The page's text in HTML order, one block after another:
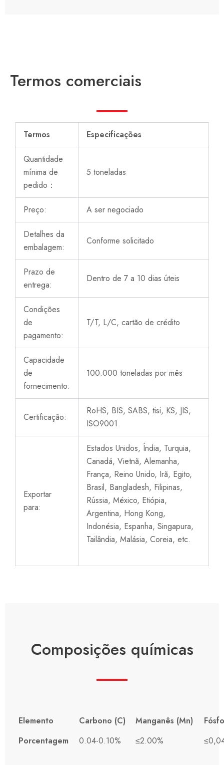
Termos comerciais
Termos Especificações
Quantidade
mínima de
pedido：
5 toneladas
Preço: A ser negociado
Detalhes da
embalagem:
Conforme solicitado
Prazo de
entrega:
Dentro de 7 a 10 dias úteis
Condições
de
pagamento:
T/T, L/C, cartão de crédito
Capacidade
de
fornecimento:
100.000 toneladas por mês
Certificação:
RoHS, BIS, SABS, tisi, KS, JIS,
ISO9001
Exportar
para:
Estados Unidos, Índia, Turquia,
Canadá, Vietnã, Alemanha,
França, Reino Unido, Irã, Egito,
Brasil, Bangladesh, Filipinas,
Rússia, México, Etiópia,
Argentina, Hong Kong,
Indonésia, Espanha, Singapura,
Tailândia, Malásia, Coreia, etc.
Composições químicas
Elemento Carbono (C) Manganês (Mn)
Porcentagem
0.04-0.10% ≤2.00%